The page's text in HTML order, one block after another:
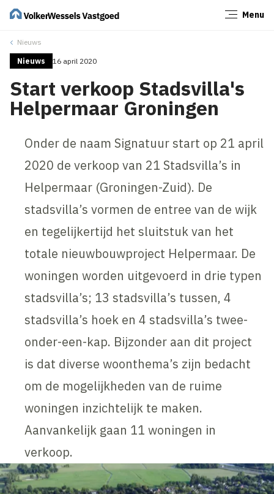
Menu
Nieuws
Nieuws 16 april 2020
Start verkoop Stadsvilla's
Helpermaar Groningen
Onder de naam Signatuur start op 21 april
2020 de verkoop van 21 Stadsvilla’s in
Helpermaar (Groningen-Zuid). De
stadsvilla’s vormen de entree van de wijk
en tegelijkertijd het sluitstuk van het
totale nieuwbouwproject Helpermaar. De
woningen worden uitgevoerd in drie typen
stadsvilla’s; 13 stadsvilla’s tussen, 4
stadsvilla’s hoek en 4 stadsvilla’s twee-
onder-een-kap. Bijzonder aan dit project
is dat diverse woonthema’s zijn bedacht
om de mogelijkheden van de ruime
woningen inzichtelijk te maken.
Aanvankelijk gaan 11 woningen in
verkoop.
Sluiten